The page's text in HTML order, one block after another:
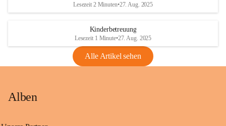
Lesezeit 2 Minuten•27. Aug. 2025
Kinderbetreuung
Lesezeit 1 Minute•27. Aug. 2025
Alle Artikel sehen
Alben